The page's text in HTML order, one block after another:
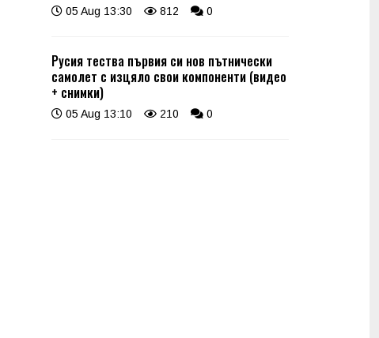
05 Aug 13:30 812 0
Русия тества първия си нов пътнически
самолет с изцяло свои компоненти (видео
+ снимки)
05 Aug 13:10 210 0